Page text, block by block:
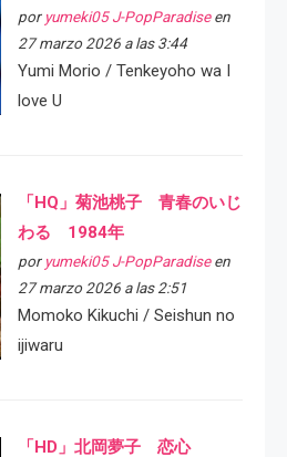
por yumeki05 J-PopParadiseen
27 marzo 2026 a las 3:44
Yumi Morio / Tenkeyoho wa I
love U
「HQ」菊池桃子 青春のいじ
わる 1984年
por yumeki05 J-PopParadiseen
27 marzo 2026 a las 2:51
Momoko Kikuchi / Seishun no
ijiwaru
「HD」北岡夢子 恋心